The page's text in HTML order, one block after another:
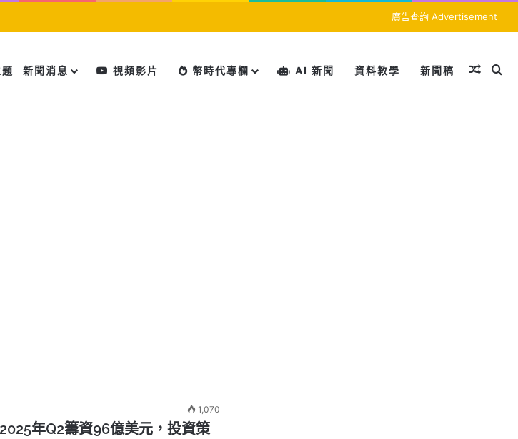
廣告查詢 Advertisement
新聞消息 視頻影片 幣時代專欄 AI 新聞 資料教學 新聞稿 隨機文
搜
1,070
年Q2籌資96億美元，投資策